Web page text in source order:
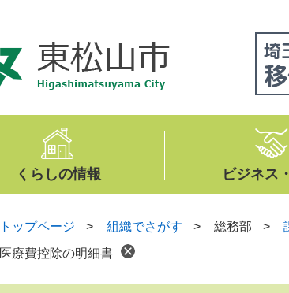
くらしの情報 ビジネス
トップページ > 組織でさがす > 総務部 >
医療費控除の明細書